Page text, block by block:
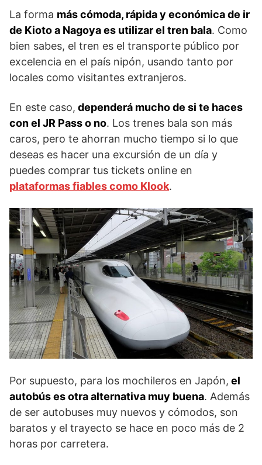
La forma más cómoda, rápida y económica de ir
de Kioto a Nagoya es utilizar el tren bala. Como
bien sabes, el tren es el transporte público por
excelencia en el país nipón, usando tanto por
locales como visitantes extranjeros.
En este caso, dependerá mucho de si te haces
con el JR Pass o no. Los trenes bala son más
caros, pero te ahorran mucho tiempo si lo que
deseas es hacer una excursión de un día y
puedes comprar tus tickets online en
plataformas fiables como Klook.
Por supuesto, para los mochileros en Japón, el
autobús es otra alternativa muy buena. Además
de ser autobuses muy nuevos y cómodos, son
baratos y el trayecto se hace en poco más de 2
horas por carretera.